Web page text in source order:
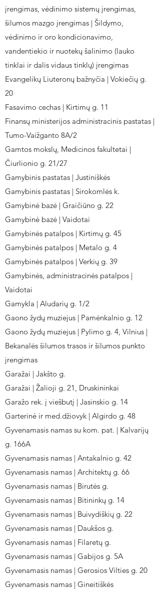
įrengimas, vėdinimo sistemų įrengimas,
šilumos mazgo įrengimas | Šildymo,
vėdinimo ir oro kondicionavimo,
vandentiekio ir nuotekų šalinimo (lauko
tinklai ir dalis vidaus tinklų) įrengimas
Evangelikų Liuteronų bažnyčia | Vokiečių g.
20
Fasavimo cechas | Kirtimų g. 11
Finansų ministerijos administracinis pastatas |
Tumo-Vaižganto 8A/2
Gamtos mokslų, Medicinos fakultetai |
Čiurlionio g. 21/27
Gamybinis pastatas | Justiniškės
Gamybinis pastatas | Sirokomlės k.
Gamybinė bazė | Graičiūno g. 22
Gamybinė bazė | Vaidotai
Gamybinės patalpos | Kirtimų g. 45
Gamybinės patalpos | Metalo g. 4
Gamybinės patalpos | Verkių g. 39
Gamybinės, administracinės patalpos |
Vaidotai
Gamykla | Aludarių g. 1/2
Gaono žydų muziejus | Pamėnkalnio g. 12
Gaono žydų muziejus | Pylimo g. 4, Vilnius |
Bekanalės šilumos trasos ir šilumos punkto
įrengimas
Garažai | Jakšto g.
Garažai | Žalioji g. 21, Druskininkai
Garažo rek. į viešbutį | Jasinskio g. 14
Garterinė ir med.džiovyk | Algirdo g. 48
Gyvenamasis namas su kom. pat. | Kalvarijų
g. 166A
Gyvenamasis namas | Antakalnio g. 42
Gyvenamasis namas | Architektų g. 66
Gyvenamasis namas | Birutės g.
Gyvenamasis namas | Bitininkų g. 14
Gyvenamasis namas | Buivydiškių g. 22
Gyvenamasis namas | Daukšos g.
Gyvenamasis namas | Filaretų g.
Gyvenamasis namas | Gabijos g. 5A
Gyvenamasis namas | Gerosios Vilties g. 20
Gyvenamasis namas | Gineitiškės